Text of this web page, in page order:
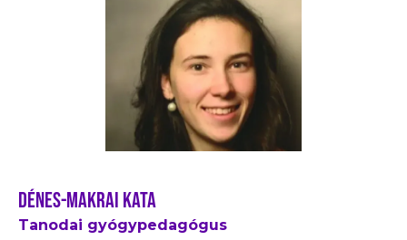
Dénes-Makrai Kata
Tanodai gyógypedagógus